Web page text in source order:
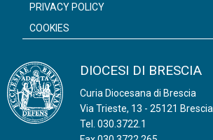
DIOCESI DI BRESCIA
Curia Diocesana di Brescia
Via Trieste, 13 - 25121 Brescia
Tel. 030.3722.1
PRIVACY POLICY
COOKIES